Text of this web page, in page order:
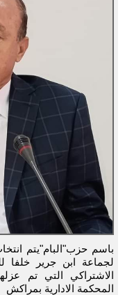
باسم حزب"البام"يتم انتخاب السيد عبد اللطيف وردي رئيسا جديدا
لجماعة ابن جرير خلفا
الاشتراكي التي تم
المحكمة الادارية بمراكش